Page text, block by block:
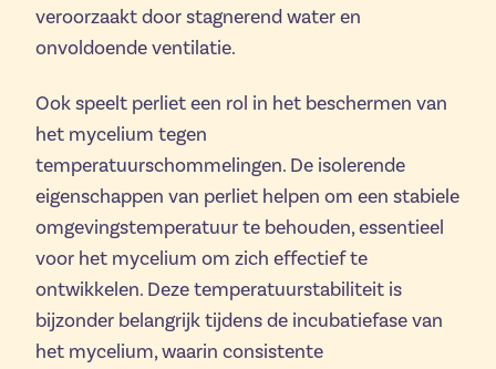
veroorzaakt door stagnerend water en
onvoldoende ventilatie.
Ook speelt perliet een rol in het beschermen van
het mycelium tegen
temperatuurschommelingen. De isolerende
eigenschappen van perliet helpen om een stabiele
omgevingstemperatuur te behouden, essentieel
voor het mycelium om zich effectief te
ontwikkelen. Deze temperatuurstabiliteit is
bijzonder belangrijk tijdens de incubatiefase van
het mycelium, waarin consistente